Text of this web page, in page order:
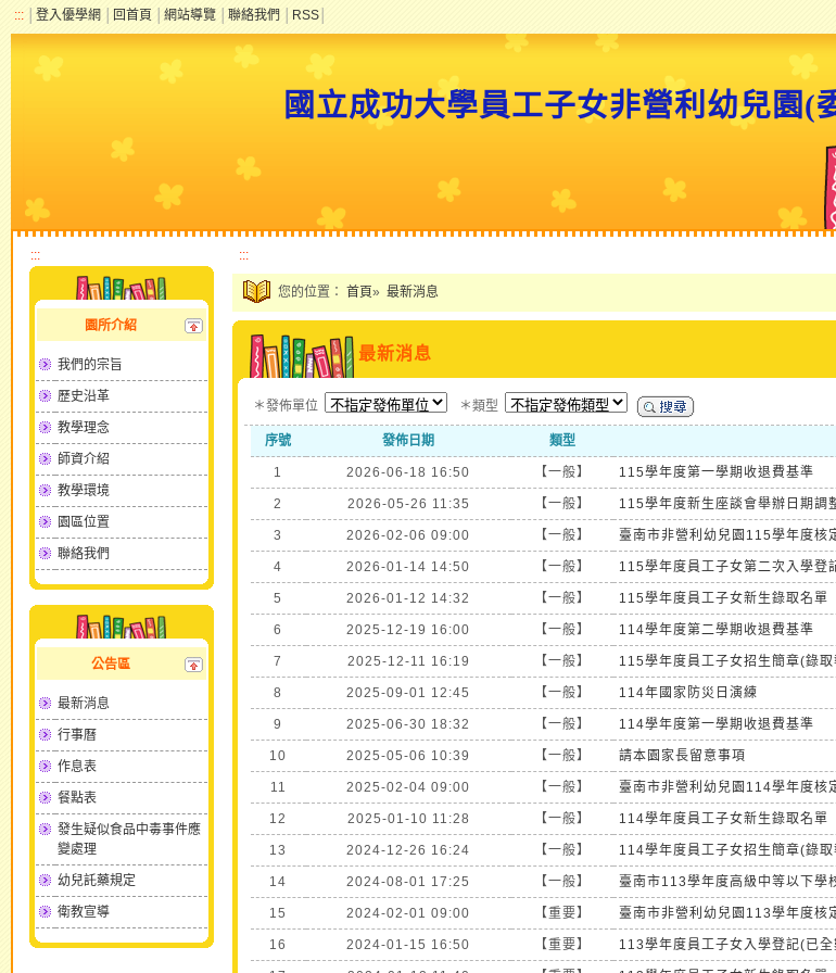
::: 登入優學網 回首頁 網站導覽 聯絡我們 RSS
國立成功大學員工子女非營利幼兒園(
:::
園所介紹
我們的宗旨
歷史沿革
教學理念
師資介紹
教學環境
園區位置
聯絡我們
公告區
最新消息
行事曆
作息表
餐點表
發生疑似食品中毒事件應
變處理
幼兒託藥規定
衛教宣導
:::
您的位置： 首頁» 最新消息
最新消息
＊發佈單位 ＊類型
序號 發佈日期 類型
1 2026-06-18 16:50 【一般】 115學年度第一學期收退費基準
2 2026-05-26 11:35 【一般】 115學年度新生座談會舉辦日期調
3 2026-02-06 09:00 【一般】 臺南市非營利幼兒園115學年度核
4 2026-01-14 14:50 【一般】 115學年度員工子女第二次入學登
5 2026-01-12 14:32 【一般】 115學年度員工子女新生錄取名單
6 2025-12-19 16:00 【一般】 114學年度第二學期收退費基準
7 2025-12-11 16:19 【一般】 115學年度員工子女招生簡章(錄
8 2025-09-01 12:45 【一般】 114年國家防災日演練
9 2025-06-30 18:32 【一般】 114學年度第一學期收退費基準
10 2025-05-06 10:39 【一般】 請本園家長留意事項
11 2025-02-04 09:00 【一般】 臺南市非營利幼兒園114學年度核
12 2025-01-10 11:28 【一般】 114學年度員工子女新生錄取名單
13 2024-12-26 16:24 【一般】 114學年度員工子女招生簡章(錄
14 2024-08-01 17:25 【一般】 臺南市113學年度高級中等以下學
15 2024-02-01 09:00 【重要】 臺南市非營利幼兒園113學年度核
16 2024-01-15 16:50 【重要】 113學年度員工子女入學登記(已